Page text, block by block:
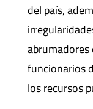
del país,
abrumadores
funcionarios
los recursos